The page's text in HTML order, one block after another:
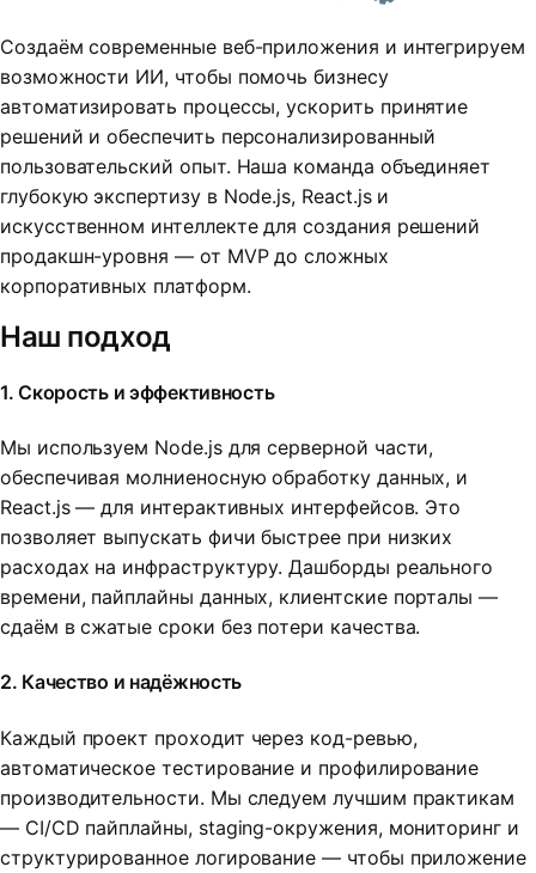
Создаём современные веб-приложения и интегрируем
возможности ИИ, чтобы помочь бизнесу
автоматизировать процессы, ускорить принятие
решений и обеспечить персонализированный
пользовательский опыт. Наша команда объединяет
глубокую экспертизу в Node.js, React.js и
искусственном интеллекте для создания решений
продакшн-уровня — от MVP до сложных
корпоративных платформ.
Наш подход
1. Скорость и эффективность
Мы используем Node.js для серверной части,
обеспечивая молниеносную обработку данных, и
React.js — для интерактивных интерфейсов. Это
позволяет выпускать фичи быстрее при низких
расходах на инфраструктуру. Дашборды реального
времени, пайплайны данных, клиентские порталы —
сдаём в сжатые сроки без потери качества.
2. Качество и надёжность
Каждый проект проходит через код-ревью,
автоматическое тестирование и профилирование
производительности. Мы следуем лучшим практикам
— CI/CD пайплайны, staging-окружения, мониторинг и
структурированное логирование — чтобы приложение